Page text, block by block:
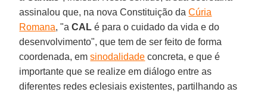
assinalou que, na nova Constituição daCúria
Romana, "aCAL é para o cuidado da vida e do
desenvolvimento", que tem de ser feito de forma
coordenada, emsinodalidade concreta, e que é
importante que se realize em diálogo entre as
diferentes redes eclesiais existentes, partilhando as